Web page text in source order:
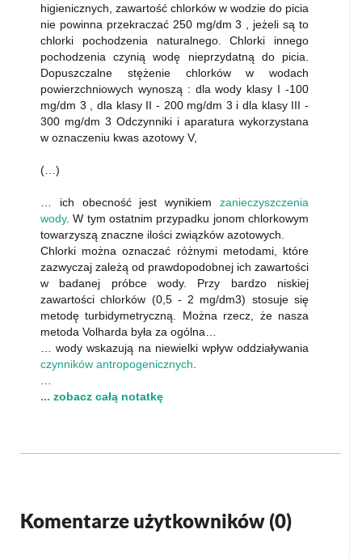
higienicznych, zawartość chlorków w wodzie do picia
nie powinna przekraczać 250 mg/dm 3 , jeżeli są to
chlorki pochodzenia naturalnego. Chlorki innego
pochodzenia czynią wodę nieprzydatną do picia.
Dopuszczalne stężenie chlorków w wodach
powierzchniowych wynoszą : dla wody klasy I -100
mg/dm 3 , dla klasy II - 200 mg/dm 3 i dla klasy III -
300 mg/dm 3 Odczynniki i aparatura wykorzystana
w oznaczeniu kwas azotowy V,
(…)
… ich obecność jest wynikiem zanieczyszczenia
wody. W tym ostatnim przypadku jonom chlorkowym
towarzyszą znaczne ilości związków azotowych.
Chlorki można oznaczać różnymi metodami, które
zazwyczaj zależą od prawdopodobnej ich zawartości
w badanej próbce wody. Przy bardzo niskiej
zawartości chlorków (0,5 - 2 mg/dm3) stosuje się
metodę turbidymetryczną. Można rzecz, że nasza
metoda Volharda była za ogólna…
… wody wskazują na niewielki wpływ oddziaływania
czynników antropogenicznych
... zobacz całą notatkę
Komentarze użytkowników (0)